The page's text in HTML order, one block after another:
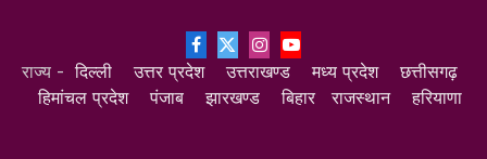
Facebook
X
(Twitter)
InstagramYouTube
राज्य -दिल्ली उत्तर प्रदेश उत्तराखण्ड मध्य प्रदेश
छत्तीसगढ़
हिमांचल प्रदेश
पंजाब झारखण्ड बिहार राजस्थान हरियाणा